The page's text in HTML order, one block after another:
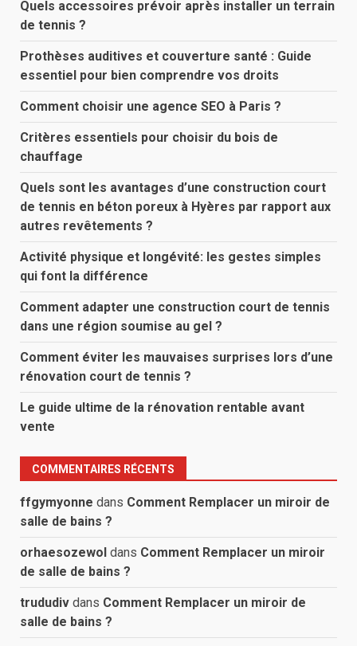
Quels accessoires prévoir après installer un terrain
de tennis ?
Prothèses auditives et couverture santé : Guide
essentiel pour bien comprendre vos droits
Comment choisir une agence SEO à Paris ?
Critères essentiels pour choisir du bois de
chauffage
Quels sont les avantages d’une construction court
de tennis en béton poreux à Hyères par rapport aux
autres revêtements ?
Activité physique et longévité: les gestes simples
qui font la différence
Comment adapter une construction court de tennis
dans une région soumise au gel ?
Comment éviter les mauvaises surprises lors d’une
rénovation court de tennis ?
Le guide ultime de la rénovation rentable avant
vente
COMMENTAIRES RÉCENTS
ffgymyonne dans Comment Remplacer un miroir de
salle de bains ?
orhaesozewol dans Comment Remplacer un miroir
de salle de bains ?
trududiv dans Comment Remplacer un miroir de
salle de bains ?